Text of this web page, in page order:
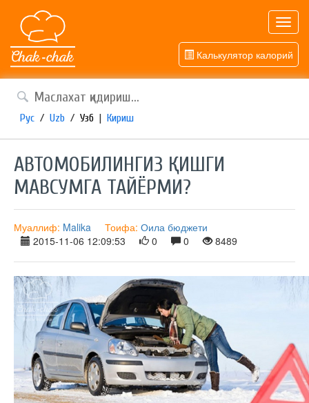
Калькулятор калорий
Рус / Uzb / Узб | Кириш
АВТОМОБИЛИНГИЗ ҚИШГИ
МАВСУМГА ТАЙЁРМИ?
Муаллиф: Malika Тоифа: Оила бюджети
2015-11-06 12:09:53
0 0 8489